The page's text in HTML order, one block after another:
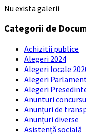
Nu exista galerii
Categorii de
Achizitii publice
Alegeri 2024
Alegeri locale
Alegeri
Alegeri
Anunturi
Anunțuri de
Anunțuri diverse
Asistență socială